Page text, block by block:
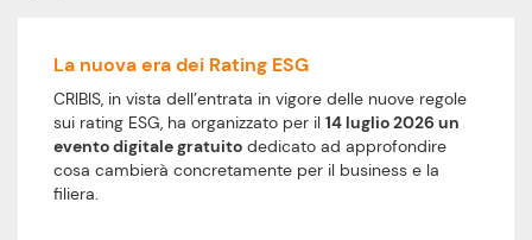
La nuova era dei Rating ESG
CRIBIS, in vista dell’entrata in vigore delle nuove regole
sui rating ESG, ha organizzato per il 14 luglio 2026 un
evento digitale gratuito dedicato ad approfondire
cosa cambierà concretamente per il business e la
filiera.